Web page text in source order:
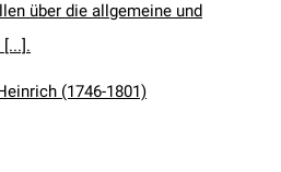
über die allgemeine und
(1746-1801)